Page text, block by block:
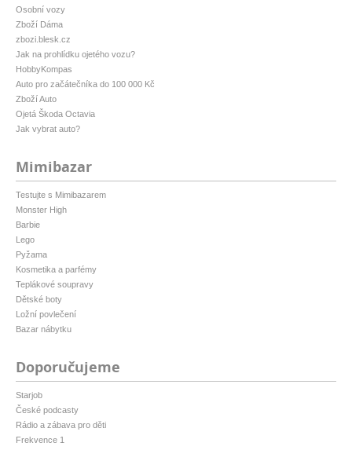
Osobní vozy
Zboží Dáma
zbozi.blesk.cz
Jak na prohlídku ojetého vozu?
HobbyKompas
Auto pro začátečníka do 100 000 Kč
Zboží Auto
Ojetá Škoda Octavia
Jak vybrat auto?
Mimibazar
Testujte s Mimibazarem
Monster High
Barbie
Lego
Pyžama
Kosmetika a parfémy
Teplákové soupravy
Dětské boty
Ložní povlečení
Bazar nábytku
Doporučujeme
Starjob
České podcasty
Rádio a zábava pro děti
Frekvence 1